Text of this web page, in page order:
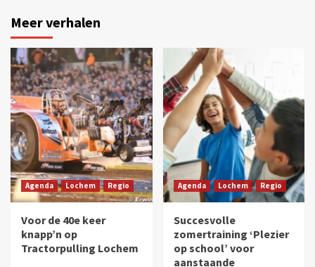
Meer verhalen
Agenda Lochem Regio
Voor de 40e keer
knapp’n op
Tractorpulling Lochem
Agenda Lochem Regio
Succesvolle
zomertraining ‘Plezier
op school’ voor
aanstaande